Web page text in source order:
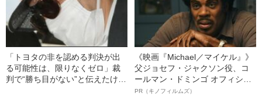
「トヨタの非を認める判決が出
る可能性は、限りなくゼロ」裁
判で“勝ち目がない”と伝えたけれ
《映画『Michael／マイケル』》
父ジョセフ・ジャクソン役、コ
ールマン・ドミンゴ オフィシャ
ルインタビュー“観客を魅了した
PR（キノフィルムズ）